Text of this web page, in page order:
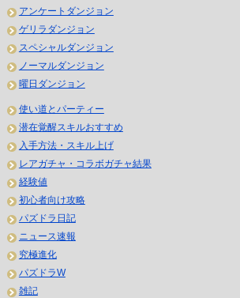
アンケートダンジョン
ゲリラダンジョン
スペシャルダンジョン
ノーマルダンジョン
曜日ダンジョン
使い道とパーティー
潜在覚醒スキルおすすめ
入手方法・スキル上げ
レアガチャ・コラボガチャ結果
経験値
初心者向け攻略
パズドラ日記
ニュース速報
究極進化
パズドラW
雑記